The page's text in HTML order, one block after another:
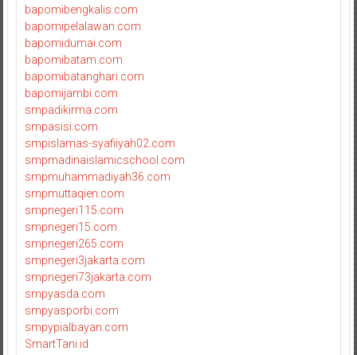
bapomibengkalis.com
bapomipelalawan.com
bapomidumai.com
bapomibatam.com
bapomibatanghari.com
bapomijambi.com
smpadikirma.com
smpasisi.com
smpislamas-syafiiyah02.com
smpmadinaislamicschool.com
smpmuhammadiyah36.com
smpmuttaqien.com
smpnegeri115.com
smpnegeri15.com
smpnegeri265.com
smpnegeri3jakarta.com
smpnegeri73jakarta.com
smpyasda.com
smpyasporbi.com
smpypialbayan.com
SmartTani.id